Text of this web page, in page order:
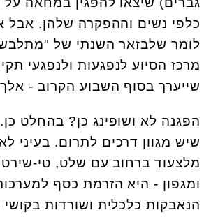
כלפי נשים וההפקרה שלהן. אבל
לומר שלבזאר השנתי של
מרכז הסיוע לנפגעות ולנפגעי
שייערך בסוף השבוע הקרוב -
הפגנה לא ושופינג כן? בהחלט
שיש מגוון דרכים לתרום. בעיני
מלצעוד ברחוב עם שלט, טי-
ומגפון - היא הזרמת כסף
הנאבקות כלכלית ושורדות